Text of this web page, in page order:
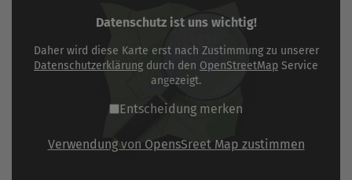
Datenschutz ist uns wichtig!
Daher wird diese Karte erst nach Zustimmung zu unserer
Datenschutzerklärung durch den OpenStreetMap Service
angezeigt.
Entscheidung merken
Verwendung von OpensSreet Map zustimmen